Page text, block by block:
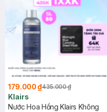
179.000 ₫435.000 ₫
Klairs
Nước Hoa Hồng Klairs Không